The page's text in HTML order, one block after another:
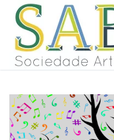
conteúdo
Pular
para
conteúdo